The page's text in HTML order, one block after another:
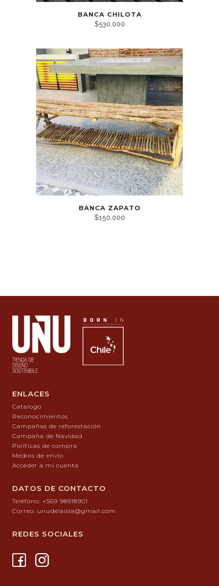
BANCA CHILOTA
$530.000
BANCA ZAPATO
$150.000
ENLACES
Catalogo
Reconocimientos
Campañas de reforestación
Campaña de Navidad
Políticas de compra
Medios de envío
Acceder a mi cuenta
DATOS DE CONTACTO
Teléfono: +569 98918901
Correo: unudelaisla@gmail.com
REDES SOCIALES